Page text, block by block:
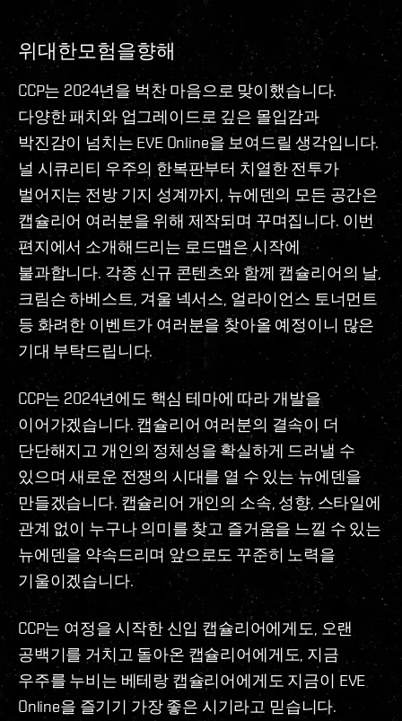
위대한모험을향해
CCP는 2024년을 벅찬 마음으로 맞이했습니다.
다양한 패치와 업그레이드로 깊은 몰입감과
박진감이 넘치는 EVE Online을 보여드릴 생각입니다.
널 시큐리티 우주의 한복판부터 치열한 전투가
벌어지는 전방 기지 성계까지, 뉴에덴의 모든 공간은
캡슐리어 여러분을 위해 제작되며 꾸며집니다. 이번
편지에서 소개해드리는 로드맵은 시작에
불과합니다. 각종 신규 콘텐츠와 함께 캡슐리어의 날,
크림슨 하베스트, 겨울 넥서스, 얼라이언스 토너먼트
등 화려한 이벤트가 여러분을 찾아올 예정이니 많은
기대 부탁드립니다.
CCP는 2024년에도 핵심 테마에 따라 개발을
이어가겠습니다. 캡슐리어 여러분의 결속이 더
단단해지고 개인의 정체성을 확실하게 드러낼 수
있으며 새로운 전쟁의 시대를 열 수 있는 뉴에덴을
만들겠습니다. 캡슐리어 개인의 소속, 성향, 스타일에
관계 없이 누구나 의미를 찾고 즐거움을 느낄 수 있는
뉴에덴을 약속드리며 앞으로도 꾸준히 노력을
기울이겠습니다.
CCP는 여정을 시작한 신입 캡슐리어에게도, 오랜
공백기를 거치고 돌아온 캡슐리어에게도, 지금
우주를 누비는 베테랑 캡슐리어에게도 지금이 EVE
Online을 즐기기 가장 좋은 시기라고 믿습니다.